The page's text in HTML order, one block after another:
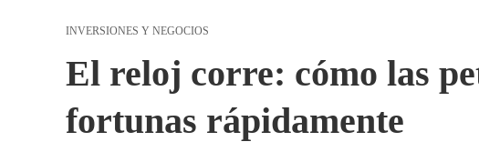
INVERSIONES Y NEGOCIOS
El reloj corre: cómo las
fortunas rápidamente